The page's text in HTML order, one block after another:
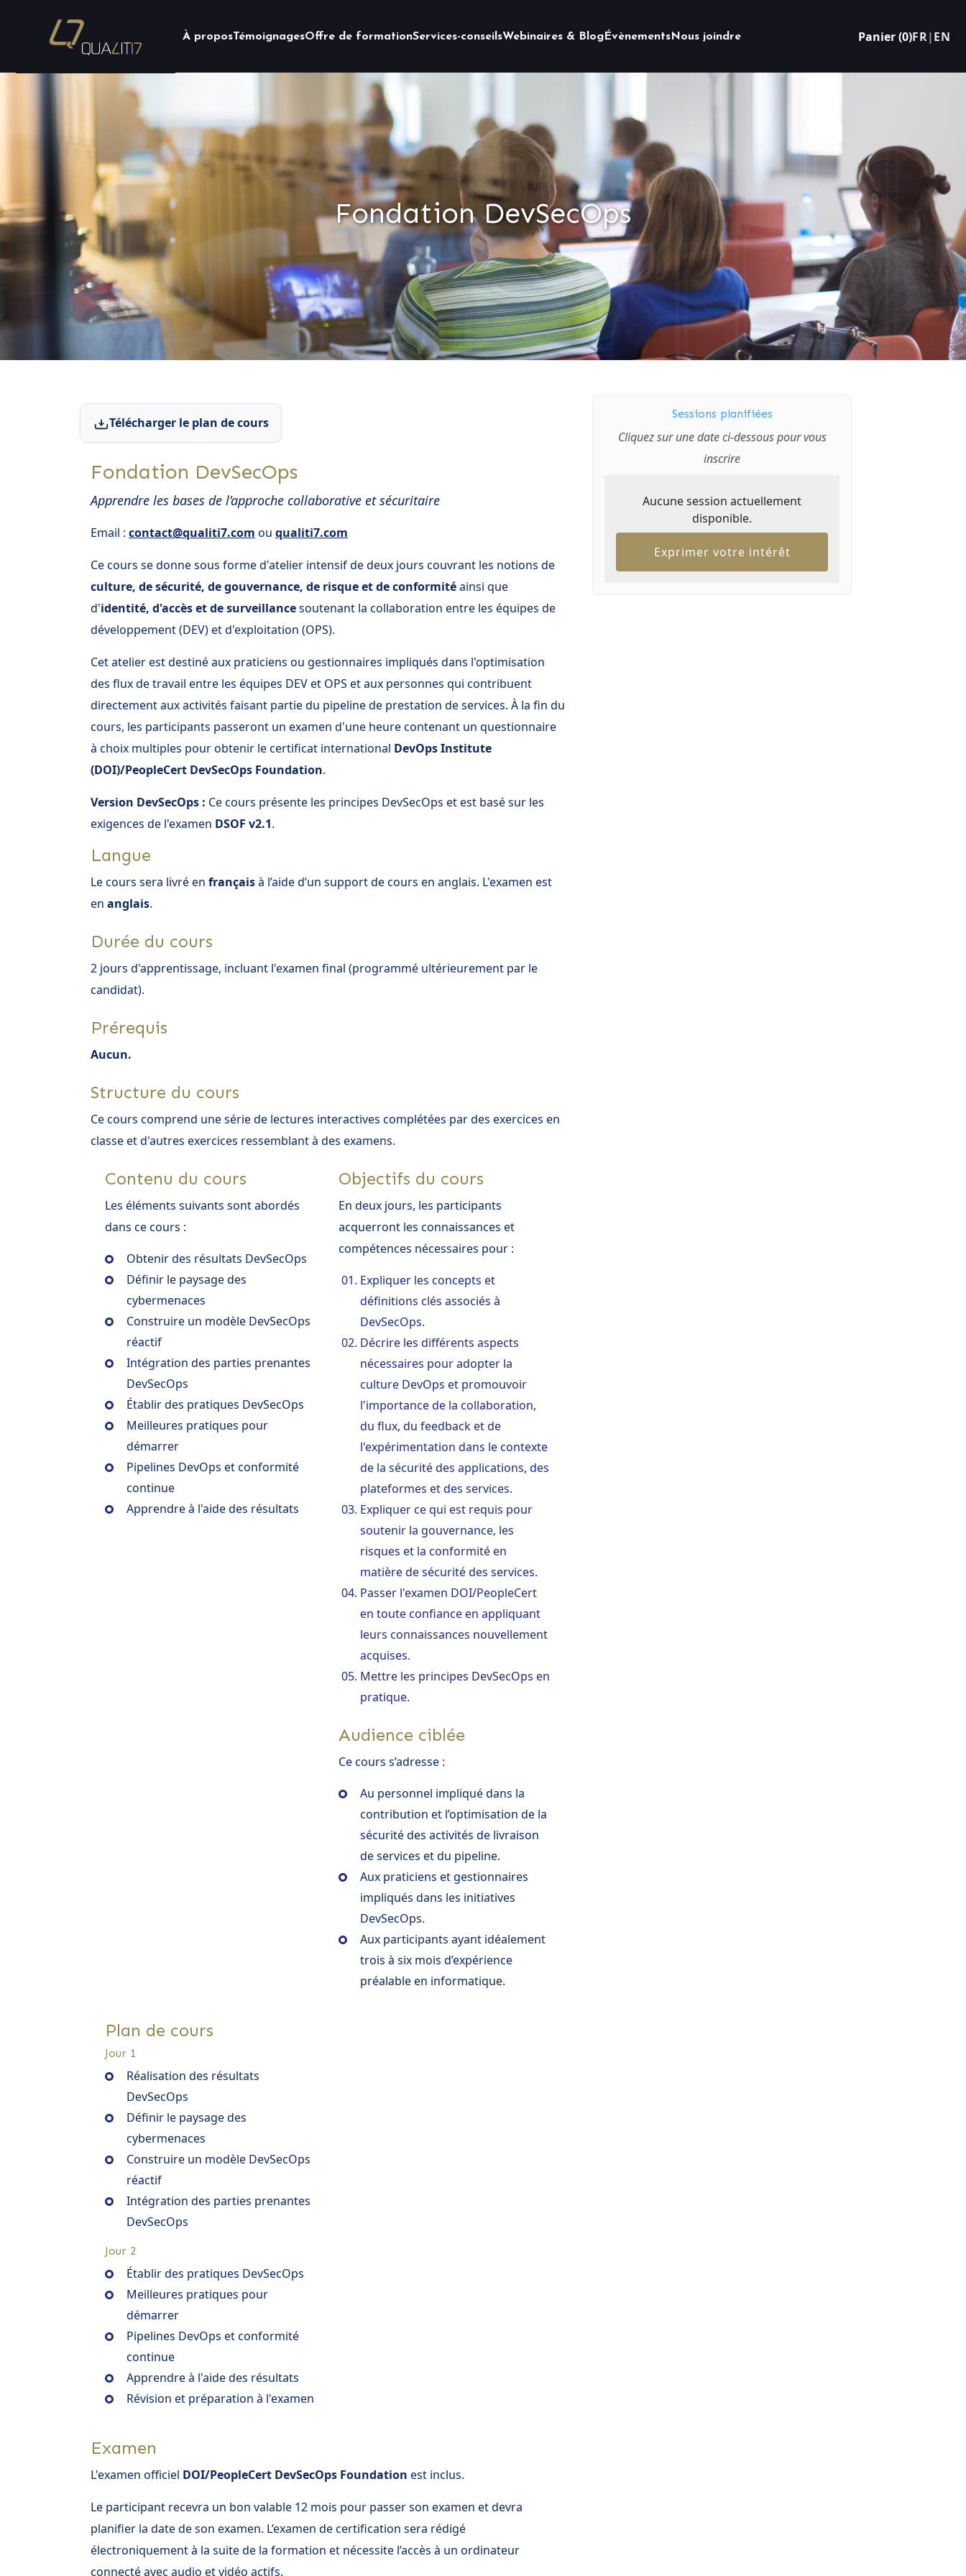
À proposTémoignagesOffre de formationServices-conseilsWebinaires & Blog Évènements Nous joindre Panier (0)FR|EN
Fondation DevSecOps
Sessions planifiées
Cliquez sur une date ci-dessous pour vous
inscrire
Aucune session actuellement
disponible.
Exprimer votre intérêt
Télécharger le plan de cours
Fondation DevSecOps
Apprendre les bases de l’approche collaborative et sécuritaire
Email : contact@qualiti7.com ou qualiti7.com
Ce cours se donne sous forme d'atelier intensif de deux jours couvrant les notions de
culture, de sécurité, de gouvernance, de risque et de conformitéainsi que
d'identité, d'accès et de surveillancesoutenant la collaboration entre les équipes de
développement (DEV) et d'exploitation (OPS).
Cet atelier est destiné aux praticiens ou gestionnaires impliqués dans l'optimisation
des flux de travail entre les équipes DEV et OPS et aux personnes qui contribuent
directement aux activités faisant partie du pipeline de prestation de services. À la fin du
cours, les participants passeront un examen d'une heure contenant un questionnaire
à choix multiples pour obtenir le certificat international DevOps Institute
(DOI)/PeopleCert DevSecOps Foundation.
Version DevSecOps : Ce cours présente les principes DevSecOps et est basé sur les
exigences de l'examen DSOF v2.1.
Langue
Le cours sera livré en françaisà l’aide d’un support de cours en anglais. L'examen est
en anglais.
Durée du cours
2 jours d'apprentissage, incluant l'examen final (programmé ultérieurement par le
candidat).
Prérequis
Aucun.
Structure du cours
Ce cours comprend une série de lectures interactives complétées par des exercices en
classe et d'autres exercices ressemblant à des examens.
Contenu du cours
Les éléments suivants sont abordés
dans ce cours :
Obtenir des résultats DevSecOps
Définir le paysage des
cybermenaces
Construire un modèle DevSecOps
réactif
Intégration des parties prenantes
DevSecOps
Établir des pratiques DevSecOps
Meilleures pratiques pour
démarrer
Pipelines DevOps et conformité
continue
Apprendre à l'aide des résultats
Objectifs du cours
En deux jours, les participants
acquerront les connaissances et
compétences nécessaires pour :
Expliquer les concepts et
définitions clés associés à
DevSecOps.
Décrire les différents aspects
nécessaires pour adopter la
culture DevOps et promouvoir
l'importance de la collaboration,
du flux, du feedback et de
l'expérimentation dans le contexte
de la sécurité des applications, des
plateformes et des services.
Expliquer ce qui est requis pour
soutenir la gouvernance, les
risques et la conformité en
matière de sécurité des services.
Passer l'examen DOI/PeopleCert
en toute confiance en appliquant
leurs connaissances nouvellement
acquises.
Mettre les principes DevSecOps en
pratique.
Audience ciblée
Ce cours s’adresse :
Au personnel impliqué dans la
contribution et l’optimisation de la
sécurité des activités de livraison
de services et du pipeline.
Aux praticiens et gestionnaires
impliqués dans les initiatives
DevSecOps.
Aux participants ayant idéalement
trois à six mois d’expérience
préalable en informatique.
Plan de cours
Jour 1
Réalisation des résultats
DevSecOps
Définir le paysage des
cybermenaces
Construire un modèle DevSecOps
réactif
Intégration des parties prenantes
DevSecOps
Jour 2
Établir des pratiques DevSecOps
Meilleures pratiques pour
démarrer
Pipelines DevOps et conformité
continue
Apprendre à l'aide des résultats
Révision et préparation à l'examen
Examen
L'examen officiel DOI/PeopleCert DevSecOps Foundation est inclus.
Le participant recevra un bon valable 12 mois pour passer son examen et devra
planifier la date de son examen. L’examen de certification sera rédigé
électroniquement à la suite de la formation et nécessite l’accès à un ordinateur
connecté avec audio et vidéo actifs.